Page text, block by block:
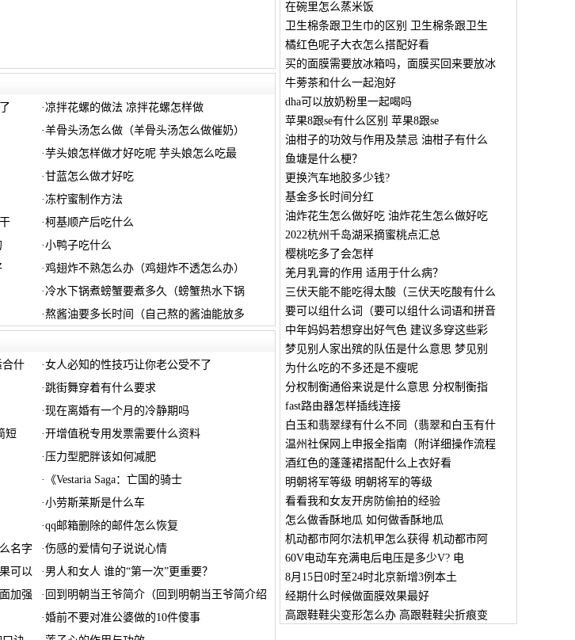
· 凉拌花螺的做法 凉拌花螺怎样做
·羊骨头汤怎么做（羊骨头汤怎么做催奶）
·芋头娘怎样做才好吃呢 芋头娘怎么吃最
·甘蓝怎么做才好吃
· 冻柠蜜制作方法
·柯基顺产后吃什么
·小鸭子吃什么
·鸡翅炸不熟怎么办（鸡翅炸不透怎么办）
· 冷水下锅煮螃蟹要煮多久（螃蟹热水下锅
·熬酱油要多长时间（自己熬的酱油能放多
什 ·女人必知的性技巧让你老公受不了
· 跳街舞穿着有什么要求
·现在离婚有一个月的冷静期吗
短 ·开增值税专用发票需要什么资料
· 压力型肥胖该如何减肥
· 《Vestaria Saga：亡国的骑士
·小劳斯莱斯是什么车
·qq邮箱删除的邮件怎么恢复
名字 ·伤感的爱情句子说说心情
可以 · 男人和女人 谁的“第一次”更重要？
加强 · 回到明朝当王爷简介（回到明朝当王爷简介绍
·婚前不要对准公婆做的10件傻事
在碗里怎么蒸米饭
卫生棉条跟卫生巾的区别 卫生棉条跟卫生
橘红色呢子大衣怎么搭配好看
买的面膜需要放冰箱吗，面膜买回来要放冰
牛蒡茶和什么一起泡好
dha可以放奶粉里一起喝吗
苹果8跟se有什么区别 苹果8跟se
油柑子的功效与作用及禁忌 油柑子有什么
鱼塘是什么梗？
更换汽车地胶多少钱?
基金多长时间分红
油炸花生怎么做好吃 油炸花生怎么做好吃
2022杭州千岛湖采摘蜜桃点汇总
樱桃吃多了会怎样
羌月乳膏的作用 适用于什么病？
三伏天能不能吃得太酸（三伏天吃酸有什么
要可以组什么词（要可以组什么词语和拼音
中年妈妈若想穿出好气色 建议多穿这些彩
梦见别人家出殡的队伍是什么意思 梦见别
为什么吃的不多还是不瘦呢
分权制衡通俗来说是什么意思 分权制衡指
fast路由器怎样插线连接
白玉和翡翠绿有什么不同（翡翠和白玉有什
温州社保网上申报全指南（附详细操作流程
酒红色的蓬蓬裙搭配什么上衣好看
明朝将军等级 明朝将军的等级
看看我和女友开房防偷拍的经验
怎么做香酥地瓜 如何做香酥地瓜
机动都市阿尔法机甲怎么获得 机动都市阿
60V电动车充满电后电压是多少V? 电
8月15日0时至24时北京新增3例本土
经期什么时候做面膜效果最好
高跟鞋鞋尖变形怎么办 高跟鞋鞋尖折痕变